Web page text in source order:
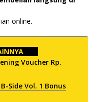
online.
Voucher Rp.
Side Vol. 1 Bonus